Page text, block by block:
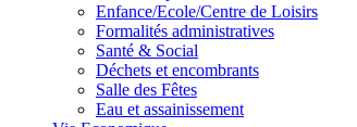
Enfance/Ecole/Centre de Loisirs
Formalités administratives
Santé & Social
Déchets et encombrants
Salle des Fêtes
Eau et assainissement